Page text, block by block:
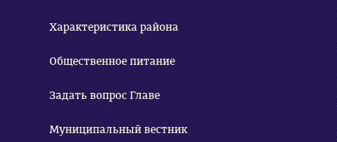
Характеристика района
Общественное питание
Задать вопрос Главе
Муниципальный вестник